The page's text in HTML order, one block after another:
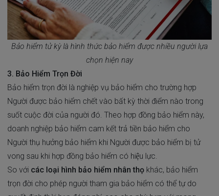
Bảo hiểm tử kỳ là hình thức bảo hiểm được nhiều người lựa
chọn hiện nay
3. Bảo Hiểm Trọn Đời
Bảo hiểm trọn đời là nghiệp vụ bảo hiểm cho trường hợp
Người được bảo hiểm chết vào bất kỳ thời điểm nào trong
suốt cuộc đời của người đó. Theo hợp đồng bảo hiểm này,
doanh nghiệp bảo hiểm cam kết trả tiền bảo hiểm cho
Người thụ hưởng bảo hiểm khi Người được bảo hiểm bị tử
vong sau khi hợp đồng bảo hiểm có hiệu lực.
So với các loại hình bảo hiểm nhân thọ khác, bảo hiểm
trọn đời cho phép người tham gia bảo hiểm có thể tự do